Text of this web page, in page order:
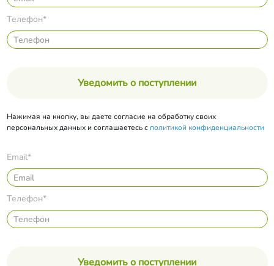
Телефон*
Уведомить о поступлении
Нажимая на кнопку, вы даете согласие на обработку своих
персональных данных и соглашаетесь с политикой конфиденциальности
Email*
Телефон*
Уведомить о поступлении